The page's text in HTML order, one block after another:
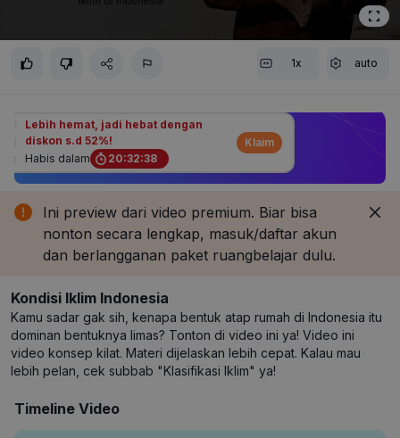
1x auto
Lebih hemat, jadi hebat dengan
diskon s.d 52%!
Habis dalam
20:32:37
Klaim
Ini preview dari video premium. Biar bisa
nonton secara lengkap, masuk/daftar akun
dan berlangganan paket ruangbelajar dulu.
Kondisi Iklim Indonesia
Kamu sadar gak sih, kenapa bentuk atap rumah di Indonesia itu
dominan bentuknya limas? Tonton di video ini ya! Video ini
video konsep kilat. Materi dijelaskan lebih cepat. Kalau mau
lebih pelan, cek subbab "Klasifikasi Iklim" ya!
Timeline Video